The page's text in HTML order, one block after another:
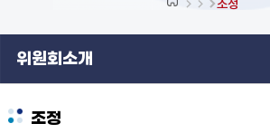
위원회소개
조정